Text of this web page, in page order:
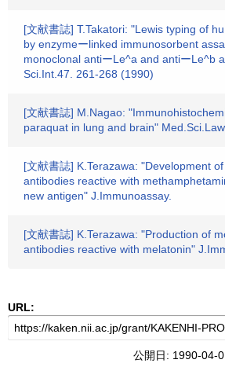
[文献書誌] T.Takatori: "Lewis typing of
by enzymeーlinked immunosorbent
monoclonal antiーLe^a and antiーLe^b
Sci.Int.47. 261-268 (1990)
[文献書誌] M.Nagao:
paraquat in lung and brain"
[文献書誌] K.Terazawa: "Development
antibodies reactive with
new antigen" J.Immunoassay.
[文献書誌] K.Terazawa: "Production of
antibodies reactive with melatonin"
URL:
公開日: 1990-04-